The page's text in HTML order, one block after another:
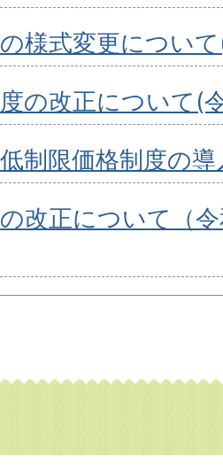
様式変更につい
の改正について(
制限価格制度の
改正について（